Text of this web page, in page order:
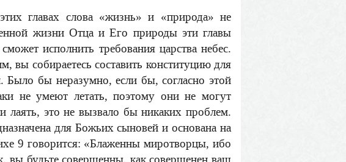
главах слова «жизнь» и «природа» не
жизни Отца и Его природы эти главы
исполнить требования царства небес.
собираетесь составить конституцию для
Было бы неразумно, если бы, согласно этой
не умеют летать, поэтому они не могут
это не вызвало бы никаких проблем.
для Божьих сыновей и основана на
9 говорится: «Блаженны миротворцы, ибо